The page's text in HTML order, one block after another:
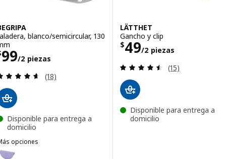
blanco/semicircular, 130
99/2 piezas$ 99/2 piezas
Revisa: 4.6 de 5 estrellas. Total opiniones:
(18)
Disponible para entrega a
domicilio
opciones
BEGRIPA, Jaladera, lila/semicircular, 130 mm
LÄTTHET
Gancho y clip
$49/2 piezas
Precio $ 49/2
Revisa: 4.5 de
(15)
Disponible para entrega a
domicilio